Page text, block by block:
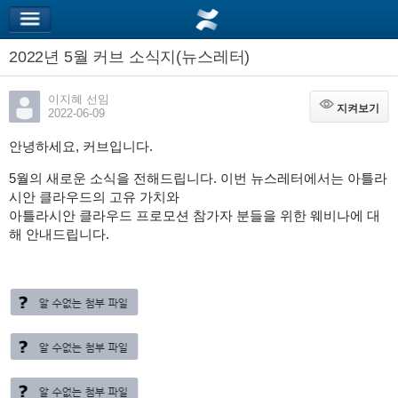
2022년 5월 커브 소식지(뉴스레터)
이지혜 선임
2022-06-09
지켜보기
지켜보기
안녕하세요, 커브입니다.
5월의 새로운 소식을 전해드립니다. 이번 뉴스레터에서는 아틀라
시안 클라우드의 고유 가치와
아틀라시안 클라우드 프로모션 참가자 분들을 위한 웨비나에 대
해 안내드립니다.